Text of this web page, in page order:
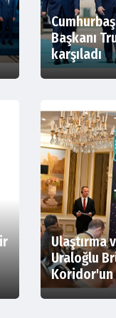
Başkanı
karşıladı
Ulaştırma
Uraloğlu